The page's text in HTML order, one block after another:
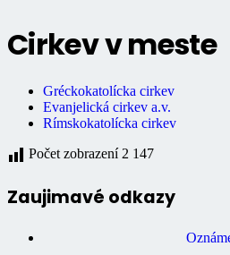
Cirkev v meste
Gréckokatolícka cirkev
Evanjelická cirkev a.v.
Rímskokatolícka cirkev
Počet zobrazení 2 147
Zaujimavé odkazy